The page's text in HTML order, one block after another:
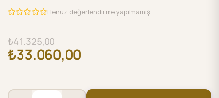
Henüz değerlendirme yapılmamış
₺41.325,00
₺33.060,00